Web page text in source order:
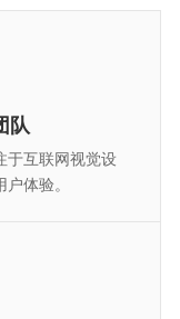
队
于互联网视觉设
体验。